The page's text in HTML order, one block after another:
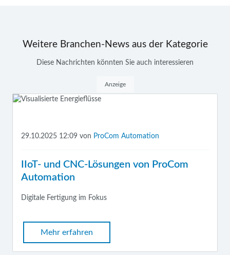
Weitere Branchen-News aus der Kategorie
Diese Nachrichten könnten Sie auch interessieren
Anzeige
29.10.2025 12:09 von ProCom Automation
IIoT- und CNC-Lösungen von ProCom
Automation
Digitale Fertigung im Fokus
Mehr erfahren